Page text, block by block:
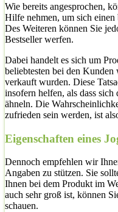
Wie bereits angesprochen,
Hilfe nehmen, um sich
Des Weiteren können Sie
Bestseller werfen.
Dabei handelt es sich um
beliebtesten bei den
verkauft wurden. Diese
insofern helfen, als dass sich
ähneln. Die
zufrieden sein werden, ist
Eigenschaften eines
Dennoch empfehlen wir
Angaben zu stützen. Sie
Ihnen bei dem Produkt im
auch sehr groß ist, können
schauen.